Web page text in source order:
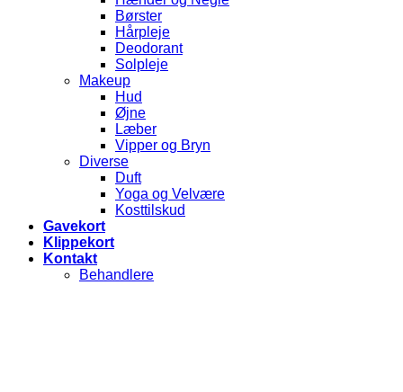
Børster
Hårpleje
Deodorant
Solpleje
Makeup
Hud
Øjne
Læber
Vipper og Bryn
Diverse
Duft
Yoga og Velvære
Kosttilskud
Gavekort
Klippekort
Kontakt
Behandlere